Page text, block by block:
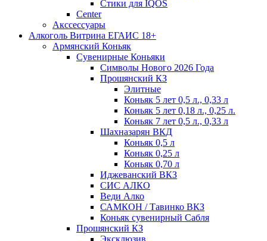
Стики для IQOS
Сenter
Акссессуары
Алкоголь Витрина ЕГАИС 18+
Армянский Коньяк
Сувенирные Коньяки
Символы Нового 2026 Года
Прошянский КЗ
Элитные
Коньяк 5 лет 0,5 л., 0,33 л
Коньяк 5 лет 0,18 л., 0,25 л.
Коньяк 7 лет 0,5 л., 0,33 л
Шахназарян ВКД
Коньяк 0,5 л
Коньяк 0,25 л
Коньяк 0,70 л
Иджеванский ВКЗ
СИС АЛКО
Веди Алко
САМКОН / Тавинко ВКЗ
Коньяк сувенирный Сабля
Прошянский КЗ
Эксклюзив